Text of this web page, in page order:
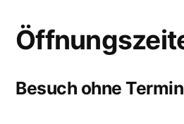
Besuch ohne Termin